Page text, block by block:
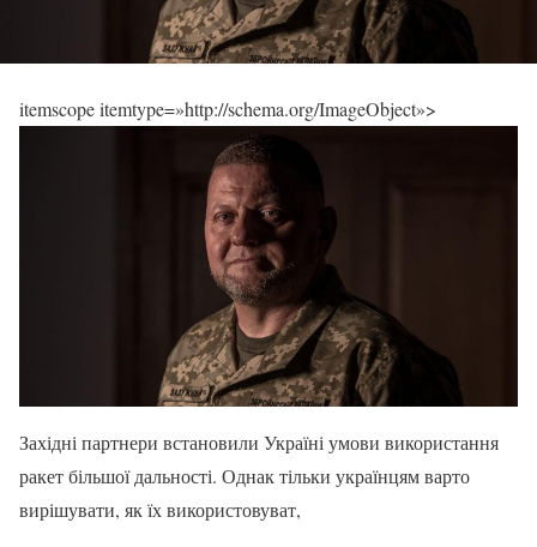
itemscope itemtype=»http://schema.org/ImageObject»>
Західні партнери встановили Україні умови використання
ракет більшої дальності. Однак тільки українцям варто
вирішувати, як їх використовуват,